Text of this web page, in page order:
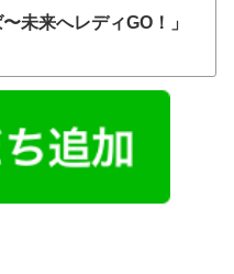
未来へレディGO！」